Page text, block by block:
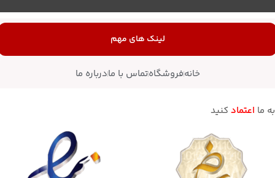
لینک های مهم
خانهفروشگاهتماس با مادرباره ما
به ما اعتماد کنید